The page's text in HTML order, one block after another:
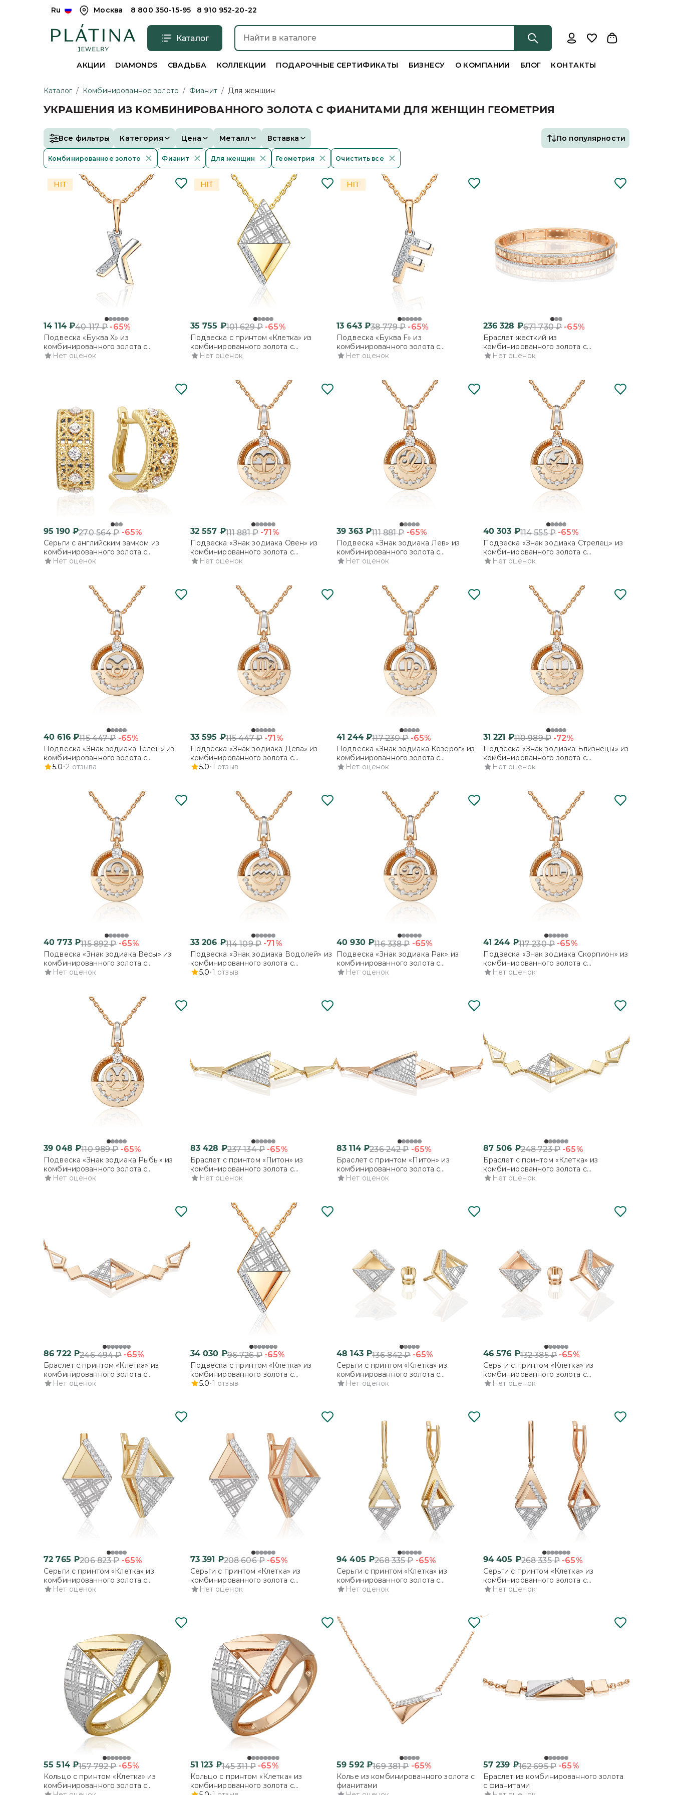
Ru Москва 8 800 350-15-95 8 910 952-20-22
Каталог
АКЦИИ DIAMONDS СВАДЬБА КОЛЛЕКЦИИ ПОДАРОЧНЫЕ СЕРТИФИКАТЫ БИЗНЕСУ О КОМПАНИИ БЛОГ КОНТАКТЫ
Каталог / Комбинированное золото / Фианит / Для женщин
УКРАШЕНИЯ ИЗ КОМБИНИРОВАННОГО ЗОЛОТА С ФИАНИТАМИ ДЛЯ ЖЕНЩИН ГЕОМЕТРИЯ
Все фильтры Категория Цена Металл Вставка По популярности
Комбинированное золото Фианит Для женщин Геометрия Очистить все
14 114₽40 117₽ -65%
Подвеска «Буква X» из
комбинированного золота с
фианитами
Нет оценок
35 755 ₽101 629₽ -65%
Подвеска с принтом «Клетка» из
комбинированного золота с
фианитами
Нет оценок
13 643₽38 779₽ -65%
Подвеска «Буква F» из
комбинированного золота с
фианитами
Нет оценок
236 328 ₽671 730₽ -65%
Браслет жесткий из
комбинированного золота с
фианитами
Нет оценок
95 190₽270 564₽ -65%
Серьги с английским замком из
комбинированного золота с
фианитами
Нет оценок
32 557 ₽111 881₽ -71%
Подвеска «Знак зодиака Овен» из
комбинированного золота с
фианитами
Нет оценок
39 363₽111 881₽ -65%
Подвеска «Знак зодиака Лев» из
комбинированного золота с
фианитами
Нет оценок
40 303 ₽114 555₽ -65%
Подвеска «Знак зодиака Стрелец» из
комбинированного золота с
фианитами
Нет оценок
40 616₽115 447₽ -65%
Подвеска «Знак зодиака Телец» из
комбинированного золота с
фианитами
5.0 2 отзыва
33 595 ₽115 447₽ -71%
Подвеска «Знак зодиака Дева» из
комбинированного золота с
фианитами
5.0 1 отзыв
41 244₽117 230₽ -65%
Подвеска «Знак зодиака Козерог» из
комбинированного золота с
фианитами
Нет оценок
31 221 ₽110 989₽ -72%
Подвеска «Знак зодиака Близнецы» из
комбинированного золота с
фианитами
Нет оценок
40 773₽115 892₽ -65%
Подвеска «Знак зодиака Весы» из
комбинированного золота с
фианитами
Нет оценок
33 206 ₽114 109₽ -71%
Подвеска «Знак зодиака Водолей» из
комбинированного золота с
фианитами
5.0 1 отзыв
40 930₽116 338₽ -65%
Подвеска «Знак зодиака Рак» из
комбинированного золота с
фианитами
Нет оценок
41 244 ₽117 230₽ -65%
Подвеска «Знак зодиака Скорпион» из
комбинированного золота с
фианитами
Нет оценок
39 048 ₽110 989₽ -65%
Подвеска «Знак зодиака Рыбы» из
комбинированного золота с
фианитами
Нет оценок
83 428 ₽237 134₽ -65%
Браслет с принтом «Питон» из
комбинированного золота с
фианитами
Нет оценок
83 114₽236 242₽ -65%
Браслет с принтом «Питон» из
комбинированного золота с
фианитами
Нет оценок
87 506 ₽248 723₽ -65%
Браслет с принтом «Клетка» из
комбинированного золота с
фианитами
Нет оценок
86 722₽246 494₽ -65%
Браслет с принтом «Клетка» из
комбинированного золота с
фианитами
Нет оценок
34 030 ₽96 726₽ -65%
Подвеска с принтом «Клетка» из
комбинированного золота с
фианитами
5.0 1 отзыв
48 143₽136 842₽ -65%
Серьги с принтом «Клетка» из
комбинированного золота с
фианитами
Нет оценок
46 576 ₽132 385₽ -65%
Серьги с принтом «Клетка» из
комбинированного золота с
фианитами
Нет оценок
72 765 ₽206 823₽ -65%
Серьги с принтом «Клетка» из
комбинированного золота с
фианитами
Нет оценок
73 391 ₽208 606₽ -65%
Серьги с принтом «Клетка» из
комбинированного золота с
фианитами
Нет оценок
94 405 ₽268 335₽ -65%
Серьги с принтом «Клетка» из
комбинированного золота с
фианитами
Нет оценок
94 405 ₽268 335₽ -65%
Серьги с принтом «Клетка» из
комбинированного золота с
фианитами
Нет оценок
55 514₽157 792₽ -65%
Кольцо с принтом «Клетка» из
комбинированного золота с
51 123 ₽145 311₽ -65%
Кольцо с принтом «Клетка» из
комбинированного золота с
59 592₽169 381₽ -65%
Колье из комбинированного золота с
фианитами
57 239 ₽162 695₽ -65%
Браслет из комбинированного золота
с фианитами